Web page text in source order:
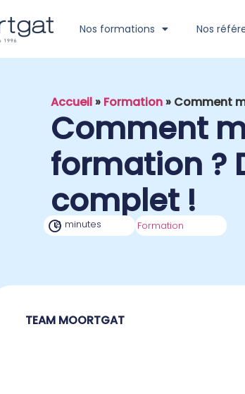
Nos formations Nos
Accueil» Formation» Comment
Comment
formation ?
complet !
8 minutes Formation
TEAM MOORTGAT